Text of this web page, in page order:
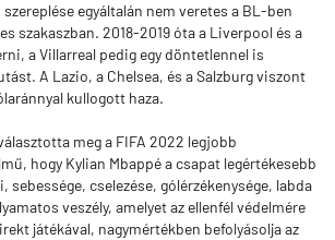
szereplése egyáltalán nem veretes a BL-ben
szakaszban. 2018-2019 óta a Liverpool és a
a Villarreal pedig egy döntetlennel is
A Lazio, a Chelsea, és a Salzburg viszont
kullogott haza.
meg a FIFA 2022 legjobb
hogy Kylian Mbappé a csapat legértékesebb
sebessége, cselezése, gólérzékenysége, labda
veszély, amelyet az ellenfél védelmére
játékával, nagymértékben befolyásolja az